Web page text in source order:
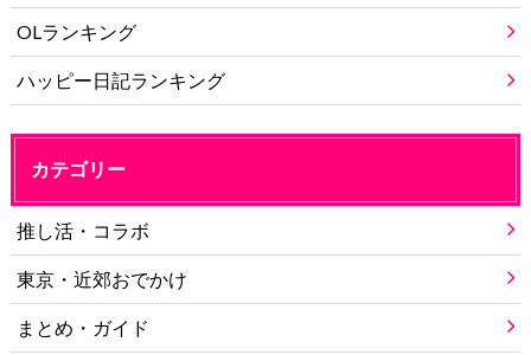
OLランキング
ハッピー日記ランキング
カテゴリー
推し活・コラボ
東京・近郊おでかけ
まとめ・ガイド